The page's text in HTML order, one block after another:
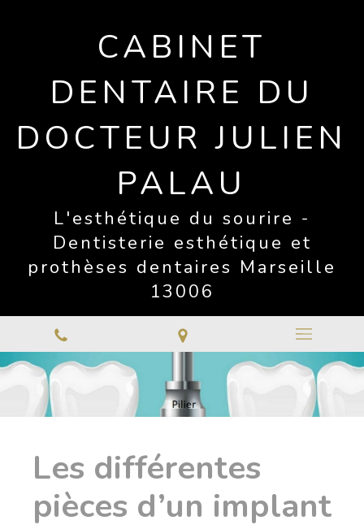
CABINET
DENTAIRE DU
DOCTEUR JULIEN
PALAU
L'esthétique du sourire -
Dentisterie esthétique et
prothèses dentaires Marseille
13006
Les différentes
pièces d’un implant